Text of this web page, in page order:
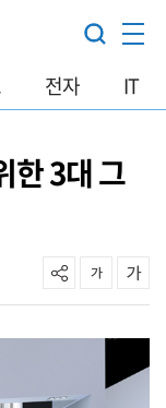
전자 IT
한 3대 그